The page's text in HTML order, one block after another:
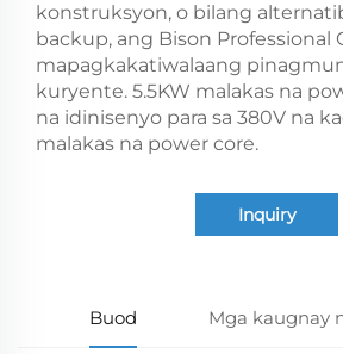
konstruksyon, o bilang
backup, ang Bison Professional
mapagkakatiwalaang
kuryente. 5.5KW malakas na
na idinisenyo para sa 380V na
malakas na power core.
Inquiry
Buod Mga kaugnay